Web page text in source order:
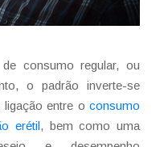
consumo regular, ou
o padrão inverte-se
entre o consumo
erétil, bem como uma